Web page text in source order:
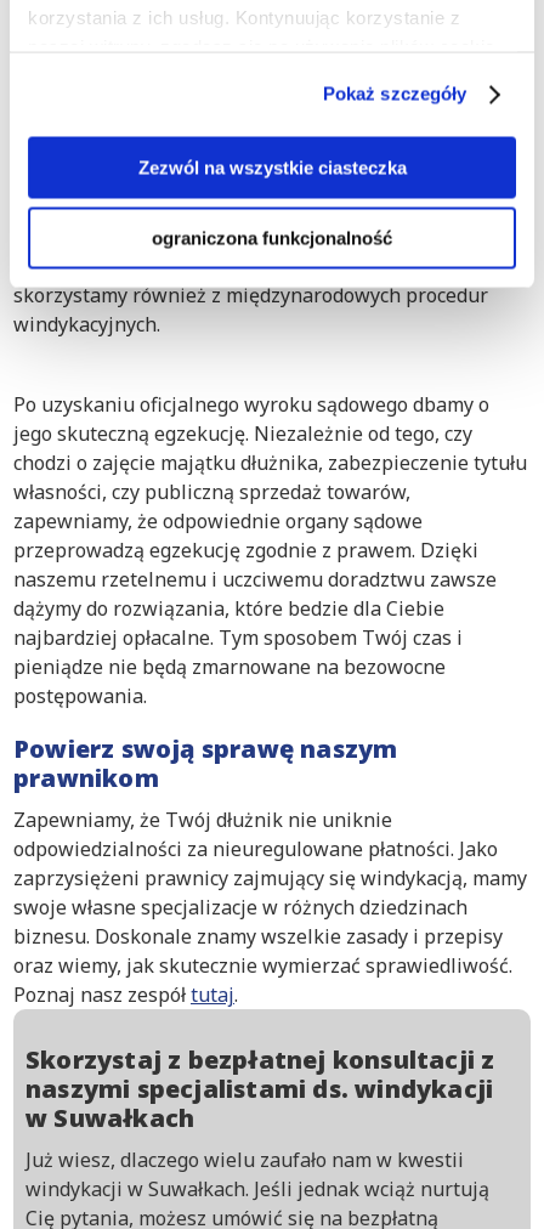
korzystania z ich usług. Kontynuując korzystanie z
Pokaż szczegóły
Zezwól na wszystkie ciasteczka
ograniczona funkcjonalność
Jesteśmy również do Twojej dyspozycji
pozasądowych, jak i sądowych procedur windykacyjnych
w Polsce. Nasi prawnicy specjalizujący się w windykacji
doskonale orientują się w procesach prawnych w
Suwałkach, zapewniając kompleksową pomoc
dostosowaną do Twoich potrzeb. Jeśli będzie to możliwe,
skorzystamy również z międzynarodowych procedur
windykacyjnych.
Po uzyskaniu oficjalnego wyroku sądowego dbamy o
jego skuteczną egzekucję. Niezależnie od tego, czy
chodzi o zajęcie majątku dłużnika, zabezpieczenie tytułu
własności, czy publiczną sprzedaż towarów,
zapewniamy, że odpowiednie organy sądowe
przeprowadzą egzekucję zgodnie z prawem. Dzięki
naszemu rzetelnemu i uczciwemu doradztwu zawsze
dążymy do rozwiązania, które bedzie dla Ciebie
najbardziej opłacalne. Tym sposobem Twój czas i
pieniądze nie będą zmarnowane na bezowocne
postępowania.
Powierz swoją sprawę naszym
prawnikom
Zapewniamy, że Twój dłużnik nie uniknie
odpowiedzialności za nieuregulowane płatności. Jako
zaprzysiężeni prawnicy zajmujący się windykacją, mamy
swoje własne specjalizacje w różnych dziedzinach
biznesu. Doskonale znamy wszelkie zasady i przepisy
oraz wiemy, jak skutecznie wymierzać sprawiedliwość.
Poznaj nasz zespółtutaj.
Skorzystaj z bezpłatnej konsultacji z
naszymi specjalistami ds. windykacji
w Suwałkach
Już wiesz, dlaczego wielu zaufało nam w kwestii
windykacji w Suwałkach. Jeśli jednak wciąż nurtują
Cię pytania, możesz umówić się na bezpłatną